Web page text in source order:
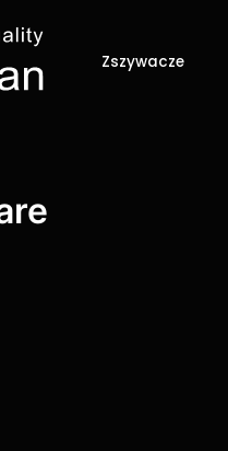
Zszywacze